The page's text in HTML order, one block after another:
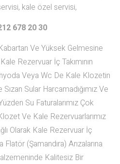
kale özel servisi,
678 20 30
Ve Yüksek Gelmesine
Rezervuar İç Takımının
Veya Wc De Kale Klozetin
Sular Harcamadığımız Ve
Su Faturalarımız Çok
Ve Kale Rezervuarlarımız
Olarak Kale Rezervuar İç
Flatör (Şamandıra) Arızalarına
Kalitesiz Bir